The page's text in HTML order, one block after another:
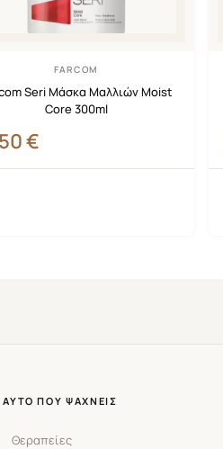
FARCOM
Seri Μάσκα Μαλλιών Moist
Core 300ml
€
ΑΥΤΌ ΠΟΥ ΨΆΧΝΕΙΣ
Θεραπείες